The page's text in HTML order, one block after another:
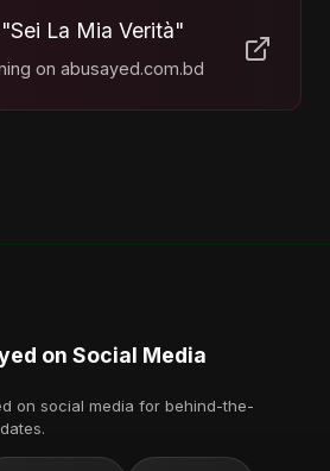
La Mia Verità"
on abusayed.com.bd
on Social Media
on social media for behind-the-